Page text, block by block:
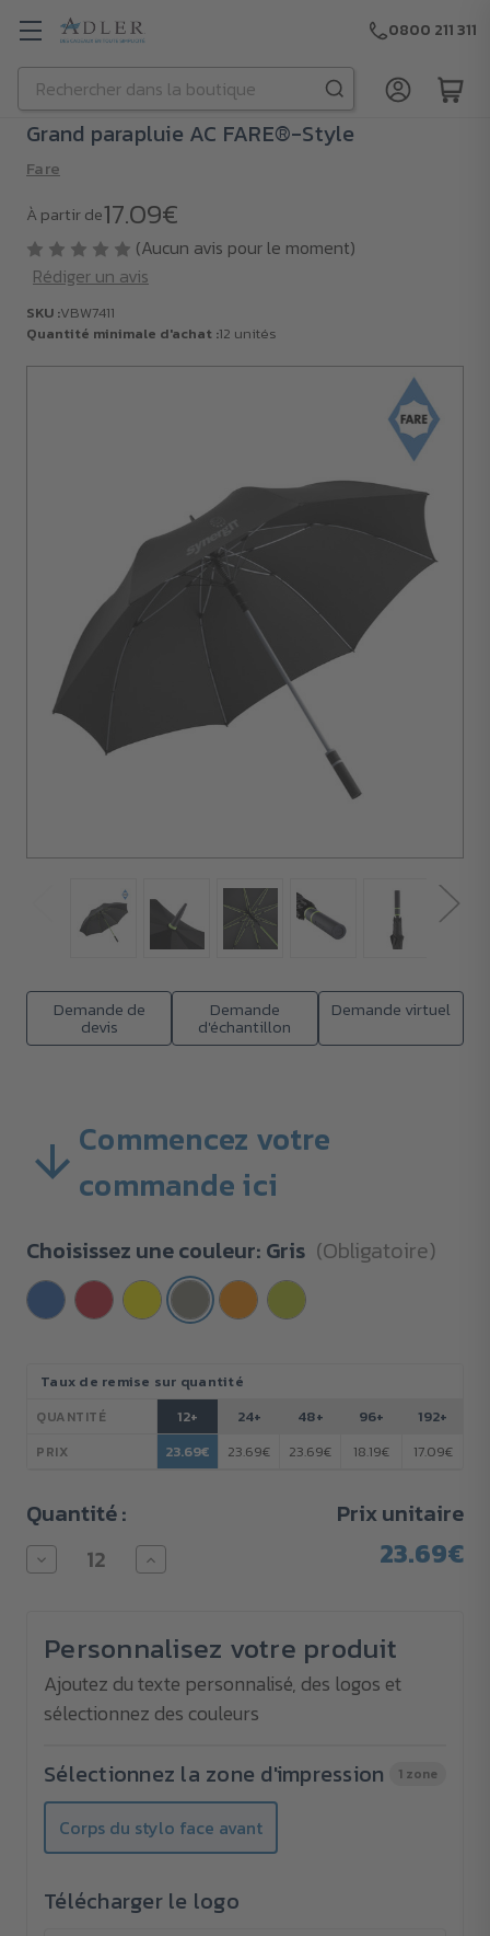
Passer au contenu principal
Rechercher
0800 211 311
Demande de
devis
Demande
d'échantillon
Demande virtuel
Grand parapluie AC FARE®-Style
Fare
À partir de17.09€
(Aucun avis pour le moment)
Rédiger un avis
SKU :VBW7411
Quantité minimale d'achat :12 unités
Commencez votre
commande ici
Choisissez une couleur: Gris (Obligatoire)
Stock
actuel :
Taux de remise sur quantité
QUANTITÉ
PRIX
12+
23.69€
24+
23.69€
48+
23.69€
96+
18.19€
192+
17.09€
Quantité :
Diminuer
la
parapluie
AC
FARE®-
Style
Augmenter
la
parapluie
AC
FARE®-
Style
Prix unitaire
23.69€
Personnalisez votre produit
Ajoutez du texte personnalisé, des logos et
sélectionnez des couleurs
Sélectionnez la zone d'impression 1 zone
Corps du stylo face avant
Télécharger le logo